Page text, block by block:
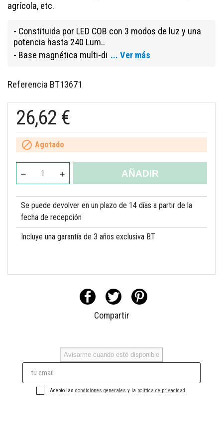
agrícola, etc.
- Constituida por LED COB con 3 modos de luz y una
potencia hasta 240 Lum..
- Base magnética multi-di ... Ver más
Referencia BT13671
26,62 €
 Agotado
AÑADIR
Se puede devolver en un plazo de 14 días a partir de la
fecha de recepción
Incluye una garantía de 3 años exclusiva BT
Compartir
Avisarme cuando esté disponible
Acepto las condiciones generales y la política de privacidad .